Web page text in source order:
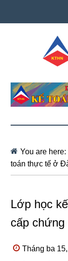
You are here:
toán thực tế ở
Lớp học
cấp chứng
Tháng ba